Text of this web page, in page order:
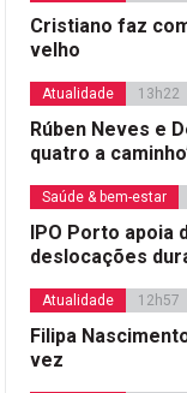
Cristiano faz
velho
Atualidade 13h22
Rúben Neves e
quatro a
Saúde & bem-estar
IPO Porto apoia
deslocações
Atualidade 12h57
Filipa
vez